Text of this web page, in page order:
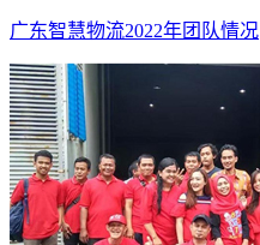
广东智慧物流2022年团队情况